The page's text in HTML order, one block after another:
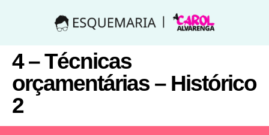
4 – Técnicas
orçamentárias – Histórico
2